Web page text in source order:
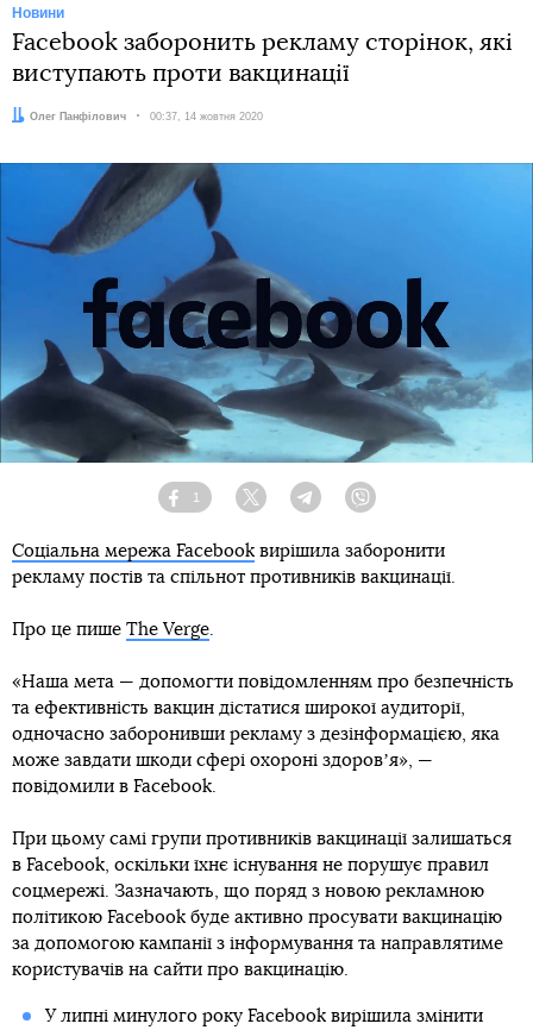
Новини
Facebook заборонить рекламу сторінок, які
виступають проти вакцинації
Автор:
Олег Панфілович Дата:
00:37, 14 жовтня 2020
Facebook
1
Twitter TelegramViber
Соціальна мережа Facebook вирішила заборонити
рекламу постів та спільнот противників вакцинації.
Про це пише The Verge.
«Наша мета — допомогти повідомленням про безпечність
та ефективність вакцин дістатися широкої аудиторії,
одночасно заборонивши рекламу з дезінформацією, яка
може завдати шкоди сфері охороні здоровʼя», —
повідомили в Facebook.
При цьому самі групи противників вакцинації залишаться
в Facebook, оскільки їхнє існування не порушує правил
соцмережі. Зазначають, що поряд з новою рекламною
політикою Facebook буде активно просувати вакцинацію
за допомогою кампанії з інформування та направлятиме
користувачів на сайти про вакцинацію.
У липні минулого року Facebook вирішила змінити